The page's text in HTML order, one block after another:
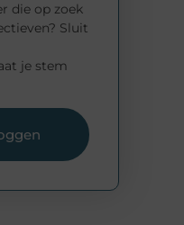
die op zoek
Sluit
je stem